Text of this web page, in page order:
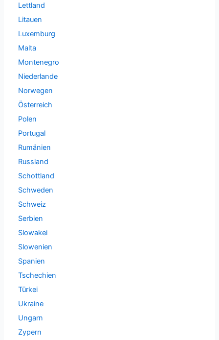
Lettland
Litauen
Luxemburg
Malta
Montenegro
Niederlande
Norwegen
Österreich
Polen
Portugal
Rumänien
Russland
Schottland
Schweden
Schweiz
Serbien
Slowakei
Slowenien
Spanien
Tschechien
Türkei
Ukraine
Ungarn
Zypern